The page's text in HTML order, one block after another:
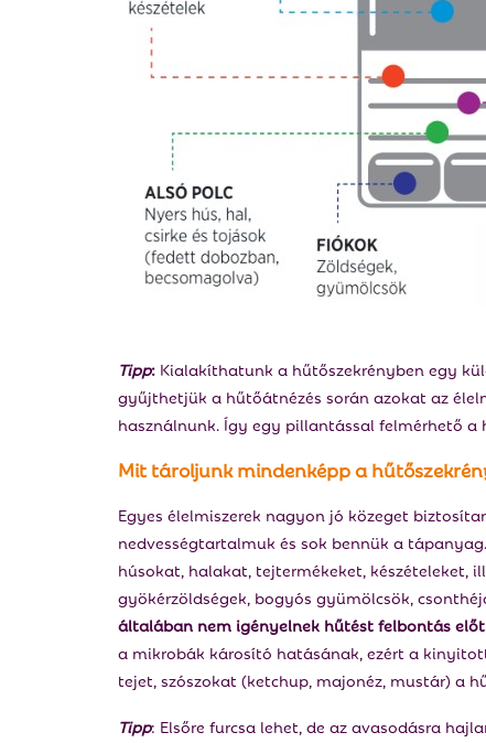
Tipp: Kialakíthatunk a hűtőszekrényben egy
gyűjthetjük a hűtőátnézés során azokat az
használnunk. Így egy pillantással felmérhető a
Mit tároljunk mindenképp a
Egyes élelmiszerek nagyon jó közeget
nedvességtartalmuk és sok bennük a
húsokat, halakat, tejtermékeket, készételeket,
gyökérzöldségek, bogyós gyümölcsök,
általában nem igényelnek hűtést felbontás
a mikrobák károsító hatásának, ezért a
tejet, szószokat (ketchup, majonéz, mustár) a
Tipp: Elsőre furcsa lehet, de az avasodásra